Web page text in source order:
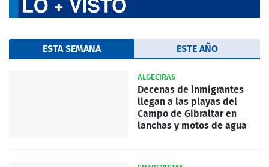
ESTA SEMANA ESTE AÑO
ALGECIRAS
Decenas de inmigrantes
llegan a las playas del
Campo de Gibraltar en
lanchas y motos de agua